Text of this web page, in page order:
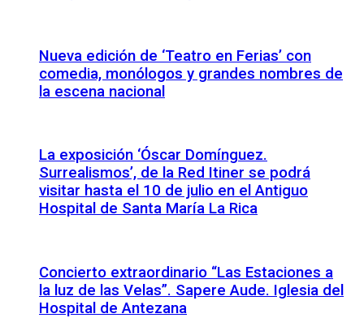
Nueva edición de ‘Teatro en Ferias’ con
comedia, monólogos y grandes nombres de
la escena nacional
La exposición ‘Óscar Domínguez.
Surrealismos’, de la Red Itiner se podrá
visitar hasta el 10 de julio en el Antiguo
Hospital de Santa María La Rica
Concierto extraordinario “Las Estaciones a
la luz de las Velas”. Sapere Aude. Iglesia del
Hospital de Antezana